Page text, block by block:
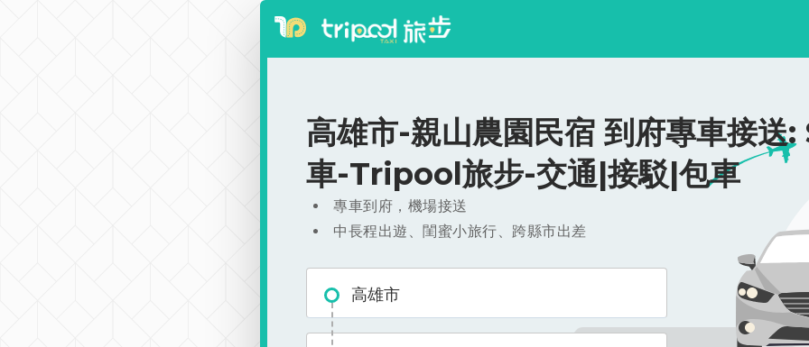
高雄市-親山農園民宿 到府專車接送
車-Tripool旅步-交通|接駁|包車
專車到府，機場接送
中長程出遊、閨蜜小旅行、跨縣市出差
高雄市